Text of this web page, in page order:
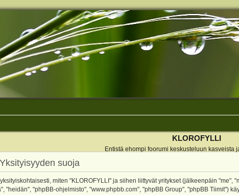
KLOROFYLLI
Entistä ehompi foorumi keskusteluun kasveista
suoja
miten "KLOROFYLLI" ja siihen liittyvät yritykset (jälkeenpäin "me",
"heidän", "phpBB-ohjelmisto", "www.phpbb.com", "phpBB Group", "phpBB Tiimit")